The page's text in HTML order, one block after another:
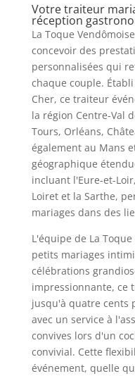
Votre traiteur
réception
La Toque
concevoir des
personnalisées qui
chaque couple.
Cher, ce traiteur
la région Centre-Val
Tours, Orléans,
également au Mans
géographique
incluant l'Eure-et-
Loiret et la Sarthe,
mariages dans des
L'équipe de La
petits mariages
célébrations
impressionnante, ce
jusqu'à quatre cents
avec un service à
convives lors d'un
convivial. Cette
événement, quelle